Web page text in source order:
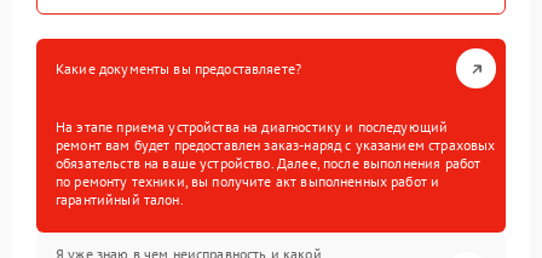
Какие документы вы предоставляете?
На этапе приема устройства на диагностику и последующий
ремонт вам будет предоставлен заказ-наряд с указанием страховых
обязательств на ваше устройство. Далее, после выполнения работ
по ремонту техники, вы получите акт выполненных работ и
гарантийный талон.
Я уже знаю в чем неисправность и какой